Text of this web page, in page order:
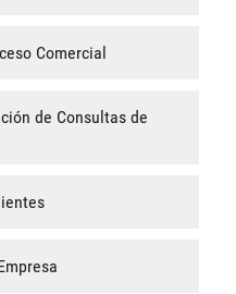
Comercial
de Consultas de